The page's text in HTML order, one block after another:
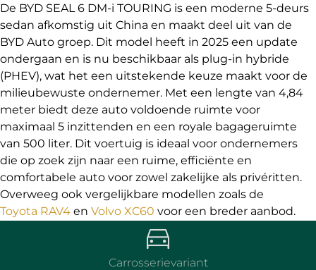
De BYD SEAL 6 DM-i TOURING is een moderne 5-deurs
sedan afkomstig uit China en maakt deel uit van de
BYD Auto groep. Dit model heeft in 2025 een update
ondergaan en is nu beschikbaar als plug-in hybride
(PHEV), wat het een uitstekende keuze maakt voor de
milieubewuste ondernemer. Met een lengte van 4,84
meter biedt deze auto voldoende ruimte voor
maximaal 5 inzittenden en een royale bagageruimte
van 500 liter. Dit voertuig is ideaal voor ondernemers
die op zoek zijn naar een ruime, efficiënte en
comfortabele auto voor zowel zakelijke als privéritten.
Overweeg ook vergelijkbare modellen zoals de
Toyota RAV4 en Volvo XC60 voor een breder aanbod.
Carrosserievariant